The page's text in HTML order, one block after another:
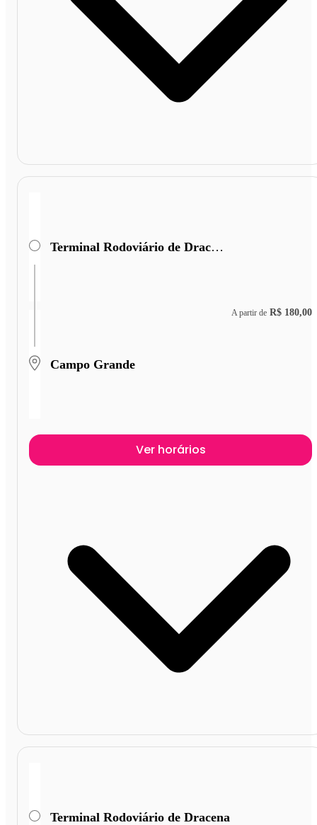
Terminal Rodoviário de Dracena
Campo Grande
A partir de R$ 180,00
Ver horários
Terminal Rodoviário de Dracena